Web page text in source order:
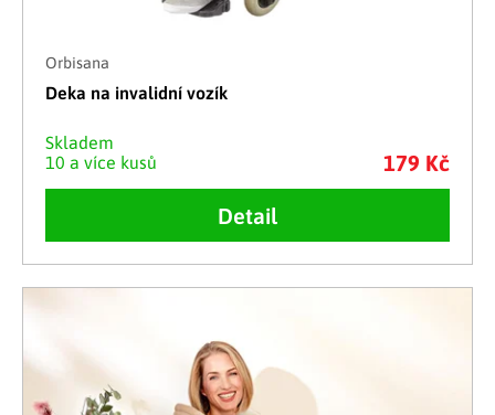
Orbisana
Deka na invalidní vozík
Skladem
10 a více kusů
179 Kč
Detail